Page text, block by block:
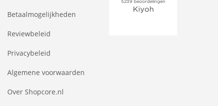
Betaalmogelijkheden
Reviewbeleid
Privacybeleid
Algemene voorwaarden
Over Shopcore.nl